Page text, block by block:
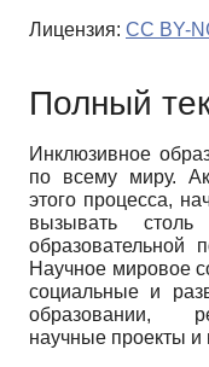
Лицензия: CC BY-
Полный
Инклюзивное
по всему миру.
этого процесса,
вызывать
образовательной
Научное мировое
социальные и
образовании,
научные проекты и